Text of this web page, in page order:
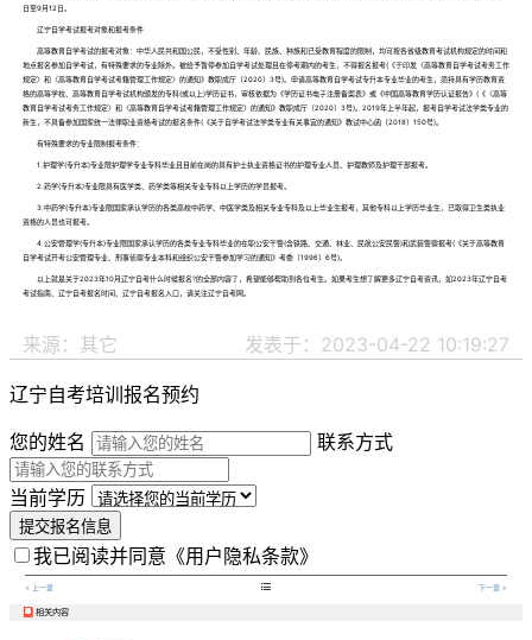
日至9月12日。
辽宁自学考试报考对象和报考条件
高等教育自学考试的报考对象：中华人民共和国公民，不受性别、年龄、民族、种族和已受教育程度的限制，均可按各省级教育考试机构规定的时间和
地点报名参加自学考试，有特殊要求的专业除外。被给予暂停参加自学考试处理且在停考期内的考生，不得报名报考(《于印发〈高等教育自学考试考务工作
规定〉和〈高等教育自学考试考籍管理工作规定〉的通知》教职成厅〔2020〕3号)。申请高等教育自学考试专升本专业毕业的考生，须持具有学历教育资
格的高等学校、高等教育自学考试机构颁发的专科(或以上)学历证书，审核依据为《学历证书电子注册备案表》或《中国高等教育学历认证报告》(《〈高等
教育自学考试考务工作规定〉和〈高等教育自学考试考籍管理工作规定〉的通知》教职成厅〔2020〕3号)。2019年上半年起，报考自学考试法学类专业的
新生，不具备参加国家统一法律职业资格考试的报名条件(《关于自学考试法学类专业有关事宜的通知》教试中心函〔2018〕150号)。
有特殊要求的专业限制报考条件：
1.护理学(专升本)专业限护理学专业专科毕业且目前在岗的具有护士执业资格证书的护理专业人员、护理教师及护理干部报考。
2.药学(专升本)专业限具有医学类、药学类等相关专业专科以上学历的学员报考。
3.中药学(专升本)专业限国家承认学历的各类高校中药学、中医学类及相关专业专科及以上毕业生报考，其他专科以上学历毕业生，已取得卫生类执业
资格的人员也可报考。
4.公安管理学(专升本)专业限国家承认学历的各类专业专科毕业的在职公安干警(含铁路、交通、林业、民航公安民警)和武装警察报考(《关于高等教育
自学考试开考公安管理专业、刑事侦察专业本科和组织公安干警参加学习的通知》考委〔1996〕6号)。
以上就是关于2023年10月辽宁自考什么时候报名?的全部内容了，希望能够帮助到各位考生。如果考生想了解更多辽宁自考资讯，如2023年辽宁自考
考试指南、辽宁自考报名时间、辽宁自考报名入口，请关注辽宁自考网。
来源：其它 发表于：2023-04-22 10:19:27
辽宁自考培训报名预约
您的姓名
联系方式
当前学历
提交报名信息
我已阅读并同意 《用户隐私条款》
< 上一章  下一章 >
 相关内容